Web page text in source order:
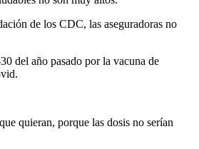
de los CDC, las aseguradoras no
del año pasado por la vacuna de
quieran, porque las dosis no serían